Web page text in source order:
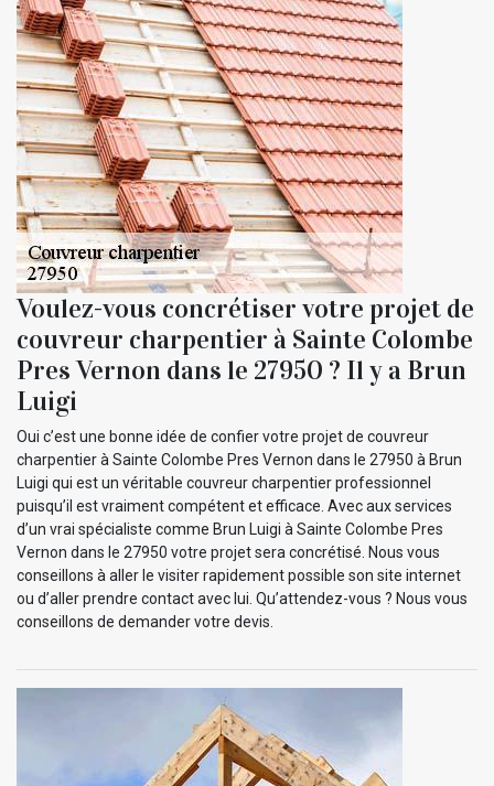
Voulez-vous concrétiser votre projet de
couvreur charpentier à Sainte Colombe
Pres Vernon dans le 27950 ? Il y a Brun
Luigi
Oui c’est une bonne idée de confier votre projet de couvreur
charpentier à Sainte Colombe Pres Vernon dans le 27950 à Brun
Luigi qui est un véritable couvreur charpentier professionnel
puisqu’il est vraiment compétent et efficace. Avec aux services
d’un vrai spécialiste comme Brun Luigi à Sainte Colombe Pres
Vernon dans le 27950 votre projet sera concrétisé. Nous vous
conseillons à aller le visiter rapidement possible son site internet
ou d’aller prendre contact avec lui. Qu’attendez-vous ? Nous vous
conseillons de demander votre devis.